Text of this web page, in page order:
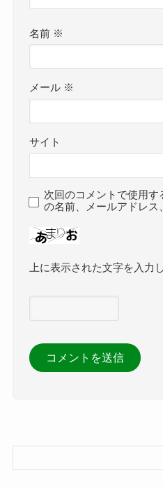
名前 ※
メール ※
サイト
次回のコメントで使用
の名前、メールアドレス
上に表示された文字を入力